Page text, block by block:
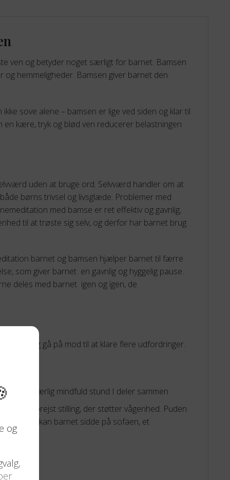
ven og betyder noget særligt for barnet. Bamsen
hemmeligheder. Bamsen giver barnet den
sove alene – bamsen er lige ved siden og klar til
kære, tryk og blød ven reducerer belastningen
uden at bruge ord. Selvværd handler om at
børns trivsel og livsglæde. Problemer med
med bamse er ret effektiv og gavnlig,
til at trøste sig selv, og derfor har barnet brug
barnet og bamsen hjælper barnet til færre
som giver barnet en gavnlig og hyggelig pause.
deles med barnet igen og igen, de
og gå på mod til at klare flere udfordringer.
til en særlig mindfuld stund I deler sammen
rank, oprejst stilling, der støtter vågenhed. Puden
barn, så kan barnet sidde på sofaen, et